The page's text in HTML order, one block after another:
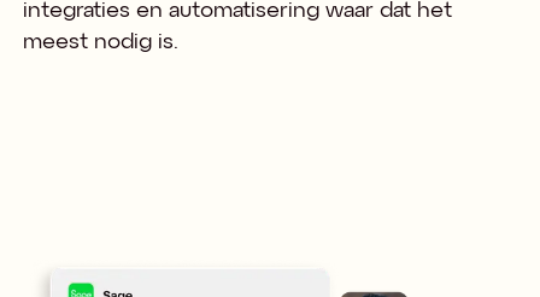
integraties en automatisering waar dat het
meest nodig is.